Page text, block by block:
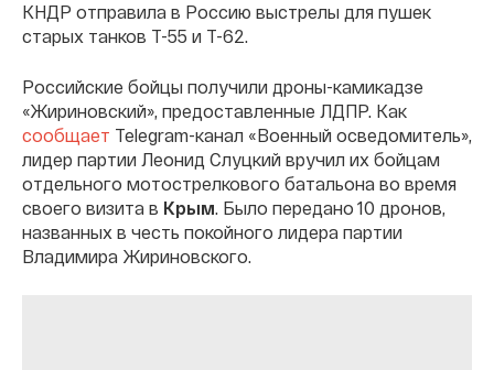
КНДР отправила в Россию выстрелы для пушек
старых танков Т-55 и Т-62.
Российские бойцы получили дроны-камикадзе
«Жириновский», предоставленные ЛДПР. Как
сообщает Telegram-канал «Военный осведомитель»,
лидер партии Леонид Слуцкий вручил их бойцам
отдельного мотострелкового батальона во время
своего визита в Крым. Было передано 10 дронов,
названных в честь покойного лидера партии
Владимира Жириновского.